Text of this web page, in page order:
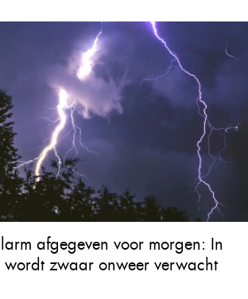
afgegeven voor morgen: In
wordt zwaar onweer verwacht